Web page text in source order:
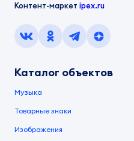
Контент-маркет ipex.ru
Каталог объектов
Музыка
Товарные знаки
Изображения